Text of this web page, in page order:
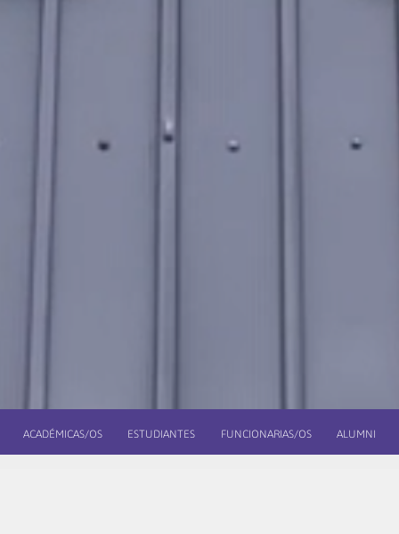
ACADÉMICAS/OS ESTUDIANTES FUNCIONARIAS/OS ALUMNI